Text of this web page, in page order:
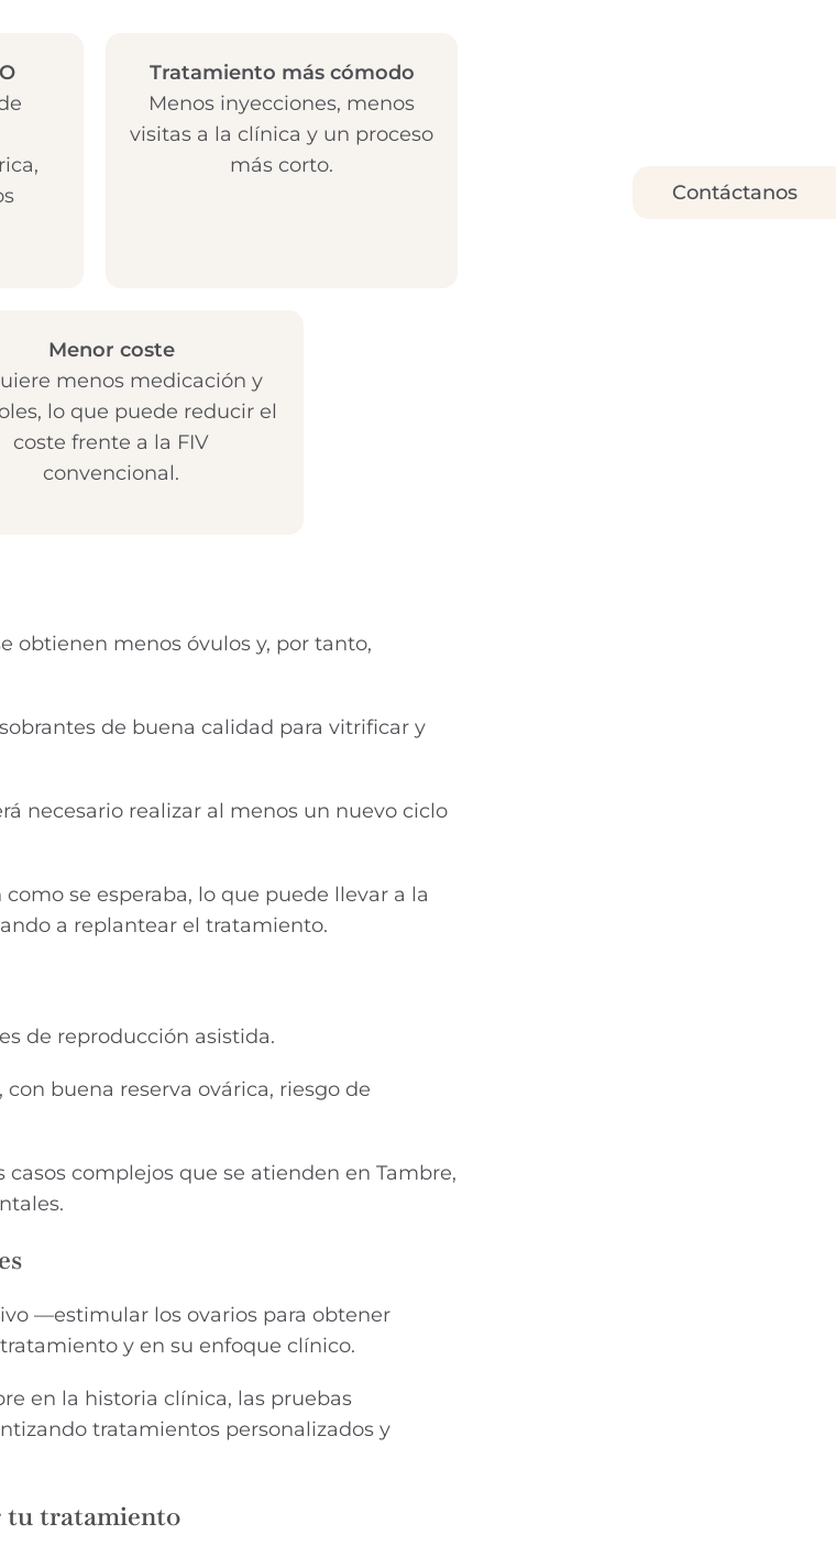
Tratamiento más cómodo
Menos inyecciones, menos
visitas a la clínica y un proceso
más corto.
Menor coste
menos medicación y
lo que puede reducir el
coste frente a la FIV
convencional.
obtienen menos óvulos y, por tanto,
de buena calidad para vitrificar y
necesario realizar al menos un nuevo ciclo
se esperaba, lo que puede llevar a la
a replantear el tratamiento.
de reproducción asistida.
buena reserva ovárica, riesgo de
complejos que se atienden en Tambre,
—estimular los ovarios para obtener
y en su enfoque clínico.
en la historia clínica, las pruebas
tratamientos personalizados y
tu tratamiento
Contáctanos